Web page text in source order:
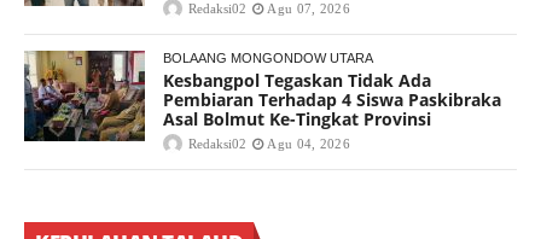
Redaksi02 Agu 07, 2026
BOLAANG MONGONDOW UTARA
Kesbangpol Tegaskan Tidak Ada
Pembiaran Terhadap 4 Siswa Paskibraka
Asal Bolmut Ke-Tingkat Provinsi
Redaksi02 Agu 04, 2026